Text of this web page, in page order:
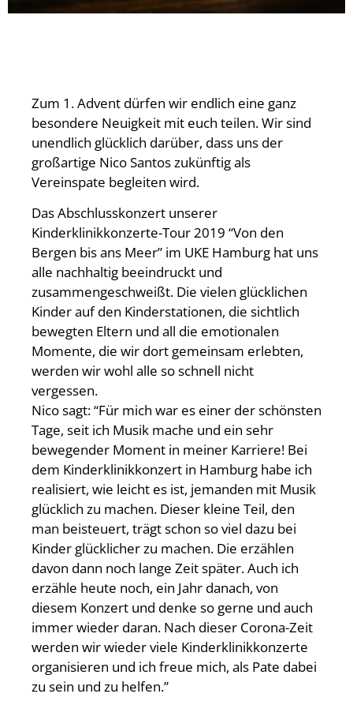
Zum 1. Advent dürfen wir endlich eine ganz
besondere Neuigkeit mit euch teilen. Wir sind
unendlich glücklich darüber, dass uns der
großartige Nico Santos zukünftig als
Vereinspate begleiten wird.
Das Abschlusskonzert unserer
Kinderklinikkonzerte-Tour 2019 “Von den
Bergen bis ans Meer” im UKE Hamburg hat uns
alle nachhaltig beeindruckt und
zusammengeschweißt. Die vielen glücklichen
Kinder auf den Kinderstationen, die sichtlich
bewegten Eltern und all die emotionalen
Momente, die wir dort gemeinsam erlebten,
werden wir wohl alle so schnell nicht
vergessen.
Nico sagt: “Für mich war es einer der schönsten
Tage, seit ich Musik mache und ein sehr
bewegender Moment in meiner Karriere! Bei
dem Kinderklinikkonzert in Hamburg habe ich
realisiert, wie leicht es ist, jemanden mit Musik
glücklich zu machen. Dieser kleine Teil, den
man beisteuert, trägt schon so viel dazu bei
Kinder glücklicher zu machen. Die erzählen
davon dann noch lange Zeit später. Auch ich
erzähle heute noch, ein Jahr danach, von
diesem Konzert und denke so gerne und auch
immer wieder daran. Nach dieser Corona-Zeit
werden wir wieder viele Kinderklinikkonzerte
organisieren und ich freue mich, als Pate dabei
zu sein und zu helfen.”